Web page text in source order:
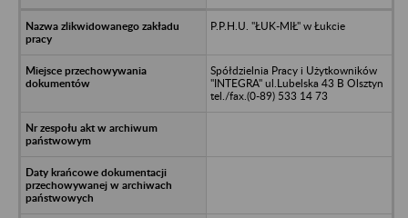
P.P.H.U. "ŁUK-MIŁ" w Łukcie
Spółdzielnia Pracy i Użytkowników
"INTEGRA" ul.Lubelska 43 B Olsztyn
tel./fax.(0-89) 533 14 73